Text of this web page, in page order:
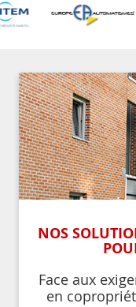
NOS
Face aux
en